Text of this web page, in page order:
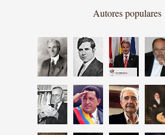
Autores populares